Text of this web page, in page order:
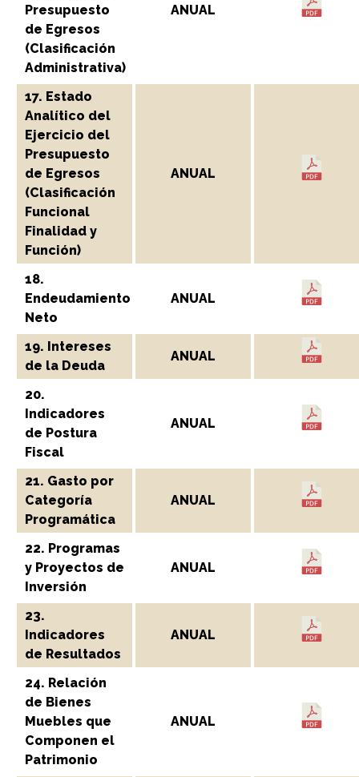
Presupuesto
de Egresos
(Clasificación
Administrativa)
ANUAL
17. Estado
Analítico del
Ejercicio del
Presupuesto
de Egresos
(Clasificación
Funcional
Finalidad y
Función)
ANUAL
18.
Endeudamiento
Neto
ANUAL
19. Intereses
de la Deuda
ANUAL
20.
Indicadores
de Postura
Fiscal
ANUAL
21. Gasto por
Categoría
Programática
ANUAL
22. Programas
y Proyectos de
Inversión
ANUAL
23.
Indicadores
de Resultados
ANUAL
24. Relación
de Bienes
Muebles que
Componen el
Patrimonio
ANUAL